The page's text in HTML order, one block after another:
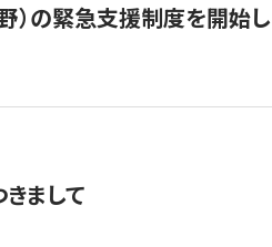
）の緊急支援制度を開始
まして